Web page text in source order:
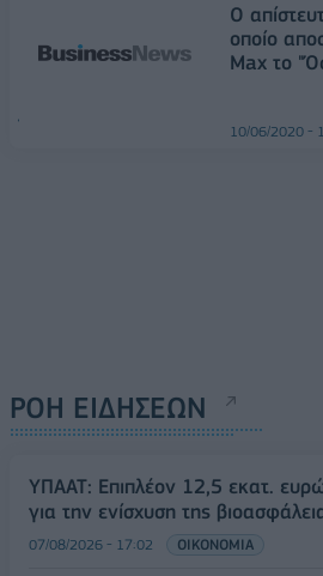
Ο
οποίο
Max το
10/06/2020 -
ΡΟΗ ΕΙΔΗΣΕΩΝ
ΥΠΑΑΤ: Επιπλέον 12,5 εκατ. ευρώ
για την ενίσχυση της
07/08/2026 - 17:02 ΟΙΚΟΝΟΜΙΑ